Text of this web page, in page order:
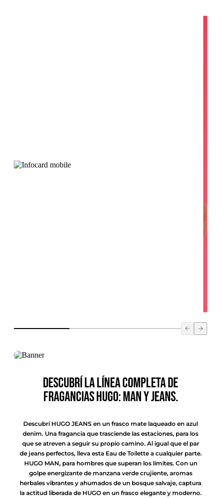
Descubrí la línea completa de
fragancias HUGO: MAN y JEANS.
Descubrí HUGO JEANS en un frasco mate laqueado en azul
denim. Una fragancia que trasciende las estaciones, para los
que se atreven a seguir su propio camino. Al igual que el par
de jeans perfectos, lleva esta Eau de Toilette a cualquier parte.
HUGO MAN, para hombres que superan los límites. Con un
golpe energizante de manzana verde crujiente, aromas
herbales vibrantes y ahumados de un bosque salvaje, captura
la actitud liberada de HUGO en un frasco elegante y moderno.